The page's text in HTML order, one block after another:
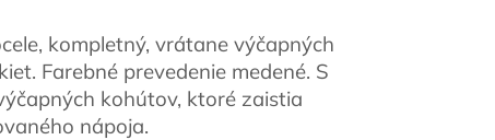
kompletný, vrátane výčapných
Farebné prevedenie medené. S
kohútov, ktoré zaistia
nápoja.